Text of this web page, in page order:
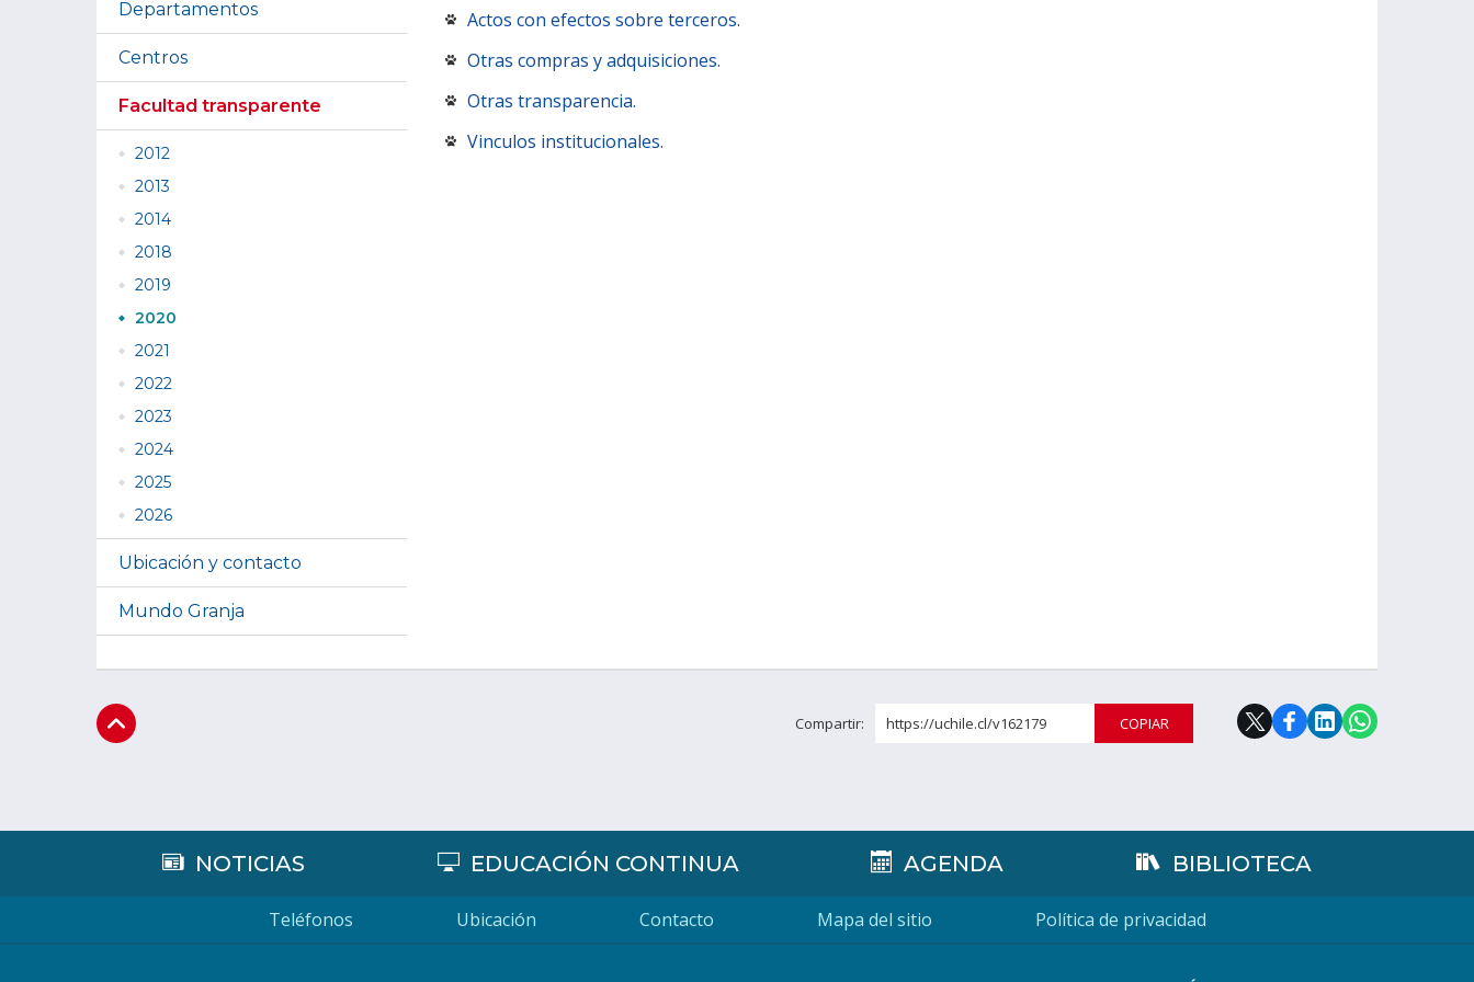
Departamentos
Centros
Facultad transparente
2012
2013
2014
2018
2019
2020
2021
2022
2023
2024
2025
2026
Ubicación y contacto
Mundo Granja
Actos con efectos sobre terceros.
Otras compras y adquisiciones.
Otras transparencia.
Vinculos institucionales.
Compartir: https://uchile.cl/v162179
NOTICIAS EDUCACIÓN CONTINUA AGENDA BIBLIOTECA
Teléfonos Ubicación Contacto Mapa del sitio Política de privacidad